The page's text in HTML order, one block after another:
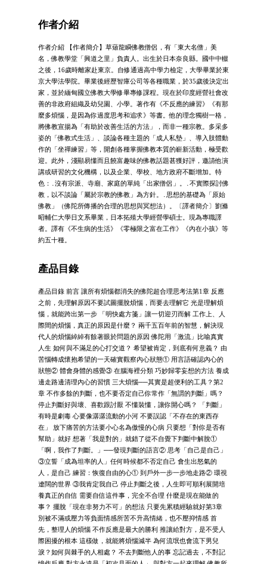
作者介紹
作者介紹 【作者簡介】草薙龍瞬佛教僧侶，有「東大名僧」美
名，佛教學堂「興道之里」負責人。出生於日本奈良縣。國中中輟
之後，16歲時離家赴東京。自修通過高中學力檢定，大學畢業於東
京大學法學院。畢業後經歷智庫公司等各種職業，於35歲後決定出
家，並於緬甸國立佛教大學修畢專修課程。現在於印度經營社會改
善的非政府組織及幼兒園、小學。著作有《不反應的練習》《有那
麼多煩惱，是因為你過度思考和追求》等書。他的理念獨樹一格，
將佛教宣揚為「有助於改善生活的方法」，而非一種宗教。多采多
姿的「佛教式生活」、談論各種主題的「成人私墊」、導入肢體動
作的「坐禪練習」等，開創各種掌握佛教本質的嶄新活動，極受歡
迎。此外，淺顯易懂而且饒富趣味的佛教話題甚獲好評，邀請他演
講或研習的文化機構，以及企業、學校、地方政府不斷增加。特
色：․沒有宗派、寺廟、家庭的單純「出家僧侶」。․不實際探討佛
教，以不談論「屬於宗教的佛教」為方針。․思想的基礎為「原始
佛教」（佛陀所傳播的合理的思想與冥想法）。〔譯者簡介〕劉滌
昭輔仁大學日文系畢業，日本拓殖大學經營學碩士。現為專職譯
者。譯有《不生病的生活》《零極限之富在工作》《內在小孩》等
約五十種。
產品目錄
產品目錄 前言 讓所有煩惱都消失的佛陀超合理思考法第1章 反應
之前，先理解原因不要試圖擺脫煩惱，而要去理解它 光是理解煩
惱，就能跨出第一步 「明快處方箋」讓一切迎刃而解 工作上、人
際間的煩惱，真正的原因是什麼？ 兩千五百年前的智慧，解決現
代人的煩惱綽綽有餘著眼於問題的原因 佛陀用「激流」比喻真實
人生 如何與不滿足的心打交道？ 希望被肯定，到底有何意義？ 由
苦惱轉成懷抱希望的一天確實觀察內心狀態① 用言語確認內心的
狀態② 體會身體的感覺③ 在腦海裡分類 巧妙歸零妄想的方法 養成
邊走路邊清理內心的習慣 三大煩惱──其實是超便利的工具？第2
章 不作多餘的判斷，也不要否定自己你常作「無謂的判斷」嗎？
停止判斷好與壞、喜歡跟討厭 不懂裝懂，讓你開心嗎？ 「判斷」
有時是劇毒 心要像潺潺流動的小河 不要誤認「不存在的東西存
在」 放下痛苦的方法要小心名為傲慢的心病 只要想「對你是否有
幫助」就好 想著「我是對的」就錯了從不自覺下判斷中解脫①
「啊，我作了判斷。」──發現判斷的語言② 思考「自己是自己」
③立誓「成為坦率的人」任何時候都不否定自己 會生出怒氣的
人，是自己 練習：恢復自由的心① 到戶外一步一步地走路② 環視
遼闊的世界 ③我肯定我自己 停止判斷之後，人生即可順利展開培
養真正的自信 需要自信這件事，完全不合理 什麼是現在能做的
事？ 擺脫「現在非努力不可」的想法 只要先累積經驗就好第3章
別被不滿或壓力等負面情感所苦不升高情緒，也不壓抑情感 首
先，整理人的煩惱 不作反應是最大的勝利 推讓給對方，是不受人
際困擾的根本 這樣做，就能將煩惱減半 為何流氓也會流下男兒
淚？如何與棘手的人相處？ 不去判斷他人的事 忘記過去，不對記